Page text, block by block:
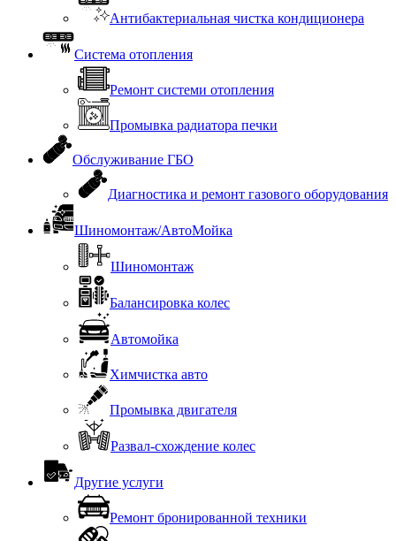
Антибактериальная чистка кондиционера
Система отопления
Ремонт системи отопления
Промывка радиатора печки
Обслуживание ГБО
Диагностика и ремонт газового оборудования
Шиномонтаж/АвтоМойка
Шиномонтаж
Балансировка колес
Автомойка
Химчистка авто
Промывка двигателя
Развал-схождение колес
Другие услуги
Ремонт бронированной техники